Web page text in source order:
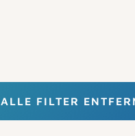
ALLE FILTER